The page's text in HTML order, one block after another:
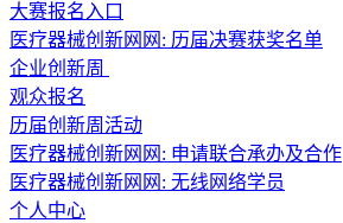
大赛报名入口
医疗器械创新网网: 历届决赛获奖名单
企业创新周
观众报名
历届创新周活动
医疗器械创新网网: 申请联合承办及合作
医疗器械创新网网: 无线网络学员
个人中心